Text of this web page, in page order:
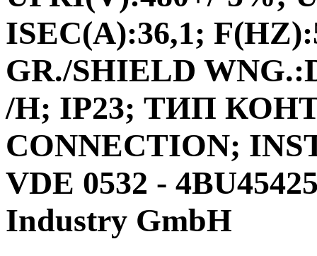
ISEC(A):36,1;
GR./SHIELD
/H; IP23; ТИП
CONNECTION;
VDE 0532 -
Industry GmbH